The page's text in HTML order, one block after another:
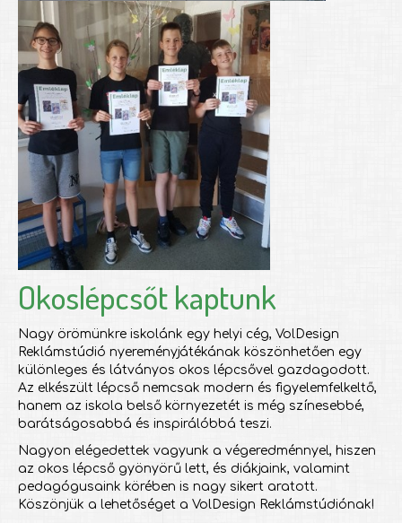
Okoslépcsőt kaptunk
Nagy örömünkre iskolánk egy helyi cég, VolDesign
Reklámstúdió nyereményjátékának köszönhetően egy
különleges és látványos okos lépcsővel gazdagodott.
Az elkészült lépcső nemcsak modern és figyelemfelkeltő,
hanem az iskola belső környezetét is még színesebbé,
barátságosabbá és inspirálóbbá teszi.
Nagyon elégedettek vagyunk a végeredménnyel, hiszen
az okos lépcső gyönyörű lett, és diákjaink, valamint
pedagógusaink körében is nagy sikert aratott.
Köszönjük a lehetőséget a VolDesign Reklámstúdiónak!